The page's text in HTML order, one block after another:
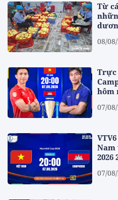
Từ
08/
Trực
hôm
07/
Nam
2026
07/